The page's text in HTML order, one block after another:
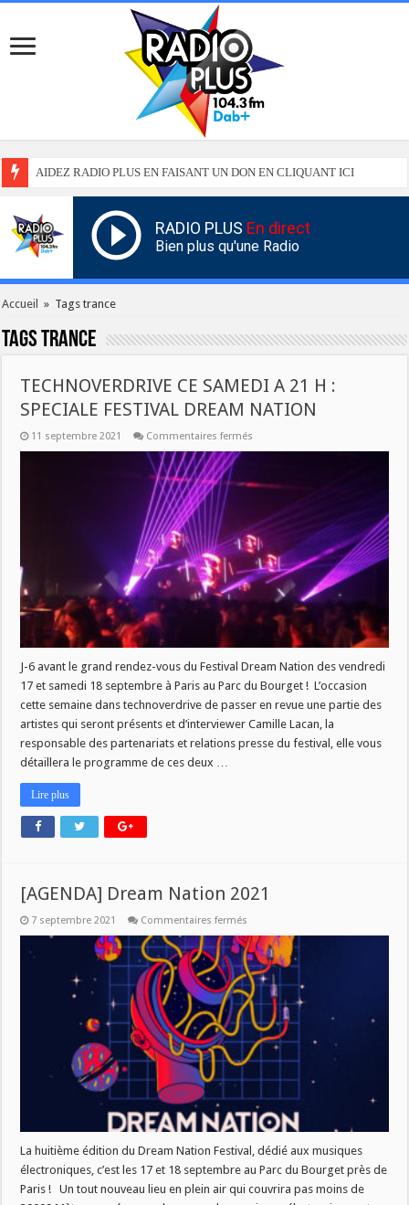
AIDEZ RADIO PLUS EN FAISANT UN DON EN CLIQUANT ICI
RADIO PLUS En direct
Bien plus qu'une Radio
Accueil » Tags trance
Tagstrance
TECHNOVERDRIVE CE SAMEDI A 21 H :
SPECIALE FESTIVAL DREAM NATION
11 septembre 2021 Commentaires fermés
A
SPECIALE
FESTIVAL
DREAM
NATION
J-6 avant le grand rendez-vous du Festival Dream Nation des vendredi
17 et samedi 18 septembre à Paris au Parc du Bourget ! L’occasion
cette semaine dans technoverdrive de passer en revue une partie des
artistes qui seront présents et d’interviewer Camille Lacan, la
responsable des partenariats et relations presse du festival, elle vous
détaillera le programme de ces deux …
Lire plus
[AGENDA] Dream Nation 2021
7 septembre 2021 Commentaires fermés
Dream
Nation
2021
La huitième édition du Dream Nation Festival, dédié aux musiques
électroniques, c’est les 17 et 18 septembre au Parc du Bourget près de
Paris ! Un tout nouveau lieu en plein air qui couvrira pas moins de